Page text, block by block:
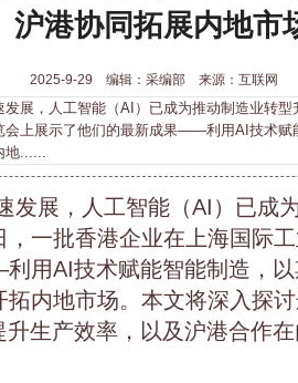
沪港协同拓展内地市
2025-9-29 编辑：采编部 来源：互联网
，人工智能（AI）已成为推动制造业转型
会上展示了他们的最新成果——利用AI技术赋
......
发展，人工智能（AI）已成
，一批香港企业在上海国际
用AI技术赋能智能制造，以
拓内地市场。本文将深入探
生产效率，以及沪港合作